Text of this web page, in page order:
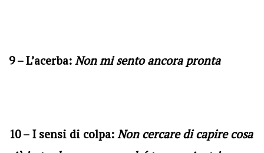
9 – L’acerba:Non mi sento ancora pronta
10 – I sensi di colpa:Non cercare di capire cosa